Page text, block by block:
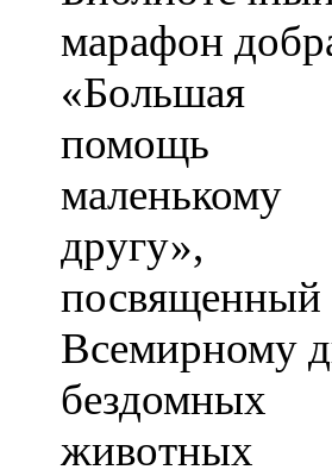
марафон
«Большая
помощь
маленькому
другу»,
посвященный
Всемирному
бездомных
животных